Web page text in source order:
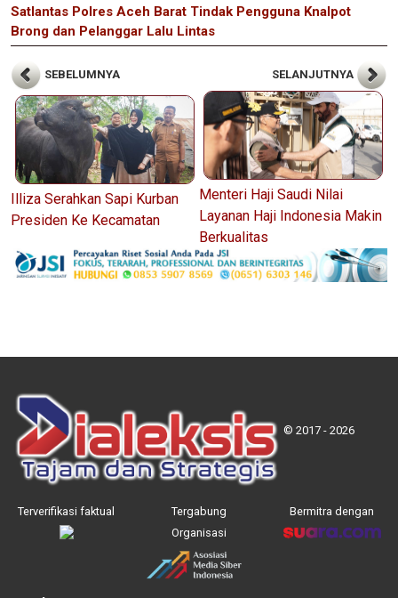
Satlantas Polres Aceh Barat Tindak Pengguna Knalpot
Brong dan Pelanggar Lalu Lintas
SEBELUMNYA
Illiza Serahkan Sapi Kurban
Presiden Ke Kecamatan
SELANJUTNYA
Menteri Haji Saudi Nilai
Layanan Haji Indonesia Makin
Berkualitas
© 2017 - 2026
Terverifikasi faktual
Tergabung
Organisasi
Bermitra dengan